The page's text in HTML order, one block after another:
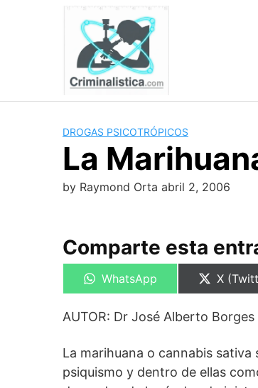
DROGAS PSICOTRÓPICOS
La
by Raymond Orta abril 2, 2006
Comparte esta
Compartir
WhatsApp X
AUTOR: Dr José Alberto
La marihuana o cannabis
psiquismo y dentro de ellas